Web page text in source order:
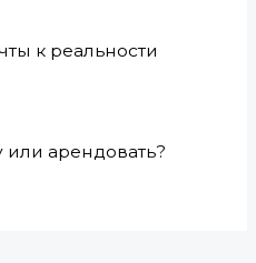
к реальности
арендовать?